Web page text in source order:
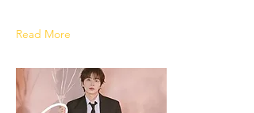
Read More